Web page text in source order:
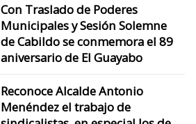
Con Traslado de Poderes
Municipales y Sesión Solemne
de Cabildo se conmemora el 89
aniversario de El Guayabo
Reconoce Alcalde Antonio
Menéndez el trabajo de